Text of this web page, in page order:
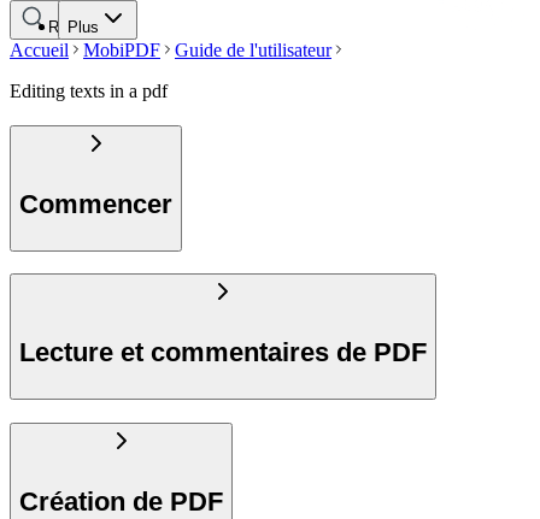
Plus
Rechercher
Accueil MobiPDF
Guide de l'utilisateur
Editing texts in a pdf
Commencer
Lecture et commentaires de PDF
Création de PDF